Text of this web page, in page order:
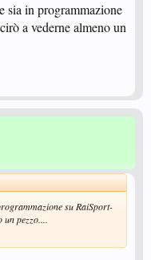
sia in programmazione
a vederne almeno un
su RaiSport-
pezzo....